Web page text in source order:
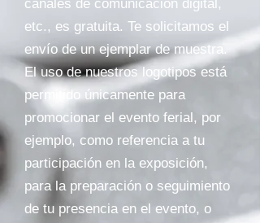
canales de comunicación digital,
etc., es gratuita. Te solicitamos el
envío de un ejemplar de muestra.
El uso de nuestros logotipos está
permitido únicamente para
promocionar el evento ferial, por
ejemplo, como referencia a tu
participación en la exposición,
para la preparación o seguimiento
de tu presencia en el evento, o